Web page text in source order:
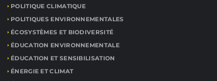
POLITIQUE CLIMATIQUE
POLITIQUES ENVIRONNEMENTALES
ÉCOSYSTÈMES ET BIODIVERSITÉ
ÉDUCATION ENVIRONNEMENTALE
ÉDUCATION ET SENSIBILISATION
ÉNERGIE ET CLIMAT